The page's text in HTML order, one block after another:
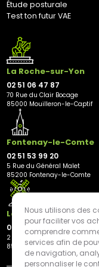
Étude posturale
Test ton futur VAE
La Roche-sur-Yon
02 51 06 47 87
70 Rue du Clair Bocage
85000 Mouilleron-le-Captif
Fontenay-le-Comte
02 51 53 99 20
5 Rue du Général Malet
85200 Fontenay-le-Comte
Les Herbiers
02 21 81 23 11
2 rue des Peupliers
85500 Les Herbiers
Nous utilisons des
pour faciliter vos
comprendre
services afin de
de navigation,
personnaliser le